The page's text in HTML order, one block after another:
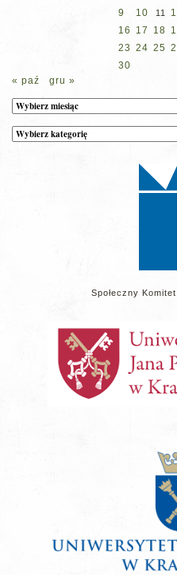
9
10 11
16
17 18
23 24 25
30
« paź
gru »
Archiwum
Kategorie
wpisów
Społeczny